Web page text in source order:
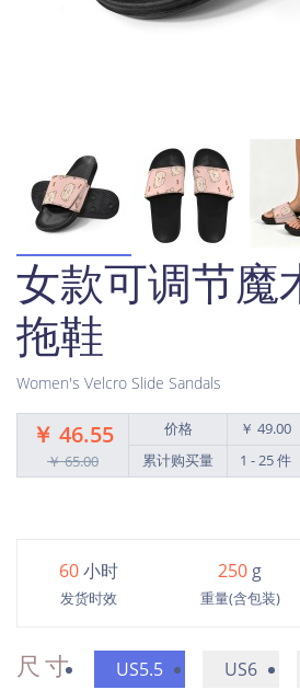
女款可调节魔
拖鞋
Women's Velcro Slide Sandals
￥ 46.55
￥ 65.00
价格 ￥ 49.00
累计购买量
1 - 25 件
60小时
发货时效
250 g
重量(含包装)
尺寸 US5.5 US6